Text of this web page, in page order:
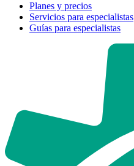
Planes y precios
Servicios para especialistas
Guías para especialistas